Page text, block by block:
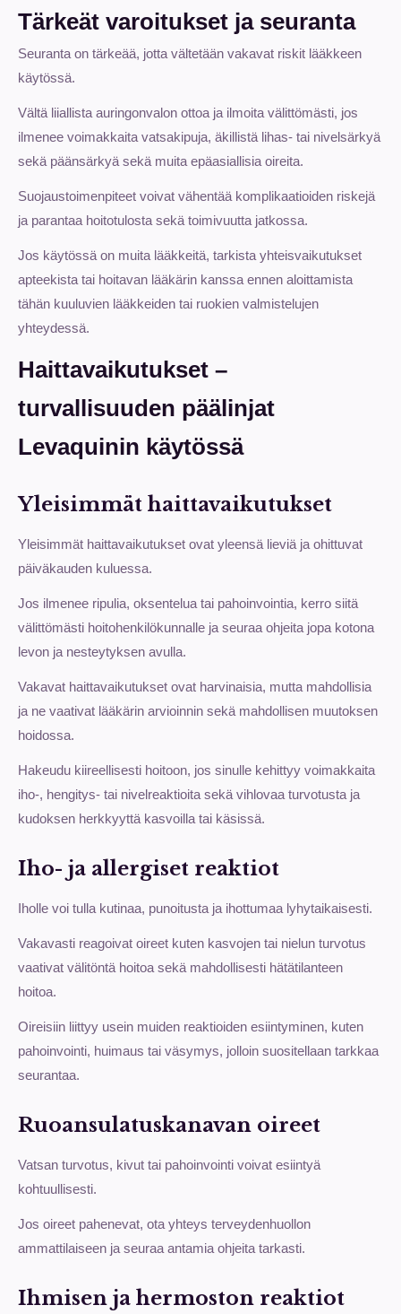
Tärkeät varoitukset ja seuranta
Seuranta on tärkeää, jotta vältetään vakavat riskit lääkkeen
käytössä.
Vältä liiallista auringonvalon ottoa ja ilmoita välittömästi, jos
ilmenee voimakkaita vatsakipuja, äkillistä lihas- tai nivelsärkyä
sekä päänsärkyä sekä muita epäasiallisia oireita.
Suojaustoimenpiteet voivat vähentää komplikaatioiden riskejä
ja parantaa hoitotulosta sekä toimivuutta jatkossa.
Jos käytössä on muita lääkkeitä, tarkista yhteisvaikutukset
apteekista tai hoitavan lääkärin kanssa ennen aloittamista
tähän kuuluvien lääkkeiden tai ruokien valmistelujen
yhteydessä.
Haittavaikutukset –
turvallisuuden päälinjat
Levaquinin käytössä
Yleisimmät haittavaikutukset
Yleisimmät haittavaikutukset ovat yleensä lieviä ja ohittuvat
päiväkauden kuluessa.
Jos ilmenee ripulia, oksentelua tai pahoinvointia, kerro siitä
välittömästi hoitohenkilökunnalle ja seuraa ohjeita jopa kotona
levon ja nesteytyksen avulla.
Vakavat haittavaikutukset ovat harvinaisia, mutta mahdollisia
ja ne vaativat lääkärin arvioinnin sekä mahdollisen muutoksen
hoidossa.
Hakeudu kiireellisesti hoitoon, jos sinulle kehittyy voimakkaita
iho-, hengitys- tai nivelreaktioita sekä vihlovaa turvotusta ja
kudoksen herkkyyttä kasvoilla tai käsissä.
Iho- ja allergiset reaktiot
Iholle voi tulla kutinaa, punoitusta ja ihottumaa lyhytaikaisesti.
Vakavasti reagoivat oireet kuten kasvojen tai nielun turvotus
vaativat välitöntä hoitoa sekä mahdollisesti hätätilanteen
hoitoa.
Oireisiin liittyy usein muiden reaktioiden esiintyminen, kuten
pahoinvointi, huimaus tai väsymys, jolloin suositellaan tarkkaa
seurantaa.
Ruoansulatuskanavan oireet
Vatsan turvotus, kivut tai pahoinvointi voivat esiintyä
kohtuullisesti.
Jos oireet pahenevat, ota yhteys terveydenhuollon
ammattilaiseen ja seuraa antamia ohjeita tarkasti.
Ihmisen ja hermoston reaktiot